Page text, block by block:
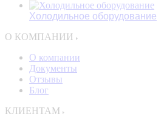
Холодильное оборудование
О КОМПАНИИ
О компании
Документы
Отзывы
Блог
КЛИЕНТАМ